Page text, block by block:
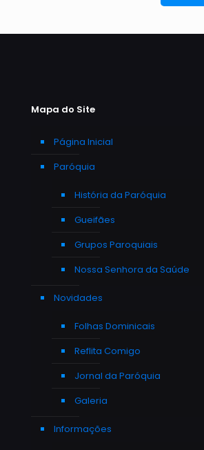
Mapa do Site
Página Inicial
Paróquia
História da Paróquia
Gueifães
Grupos Paroquiais
Nossa Senhora da Saúde
Novidades
Folhas Dominicais
Reflita Comigo
Jornal da Paróquia
Galeria
Informações